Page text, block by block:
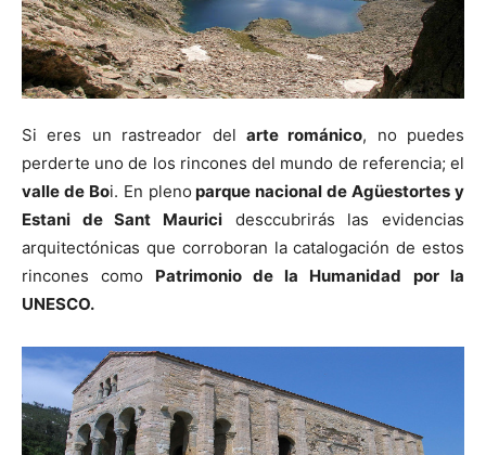
Si eres un rastreador del arte románico, no puedes
perderte uno de los rincones del mundo de referencia; el
valle de Boi. En pleno parque nacional de Agüestortes y
Estani de Sant Maurici desccubrirás las evidencias
arquitectónicas que corroboran la catalogación de estos
rincones como Patrimonio de la Humanidad por la
UNESCO.